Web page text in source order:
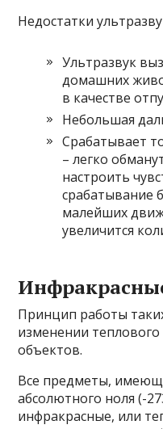
Недостатки
Ультразвук
домашних
в качестве
Небольшая
Срабатывает
– легко
настроить
срабатывание
малейших
увеличится
Принцип работы
изменении
объектов.
Все предметы,
абсолютного ноля (-
инфракрасные, или